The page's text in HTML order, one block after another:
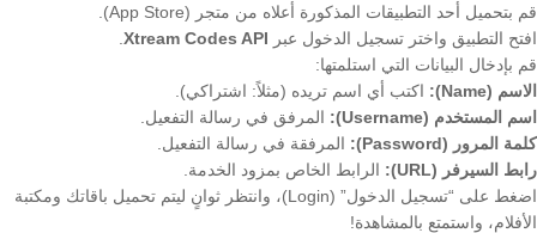
قم بتحميل أحد التطبيقات المذكورة أعلاه من متجر (App Store).
افتح التطبيق واختر تسجيل الدخول عبر Xtream Codes API
قم بإدخال البيانات التي استلمتها:
الاسم (Name):
اكتب أي اسم تريده (مثلاً: اشتراكي).
اسم المستخدم (Username):
المرفق في رسالة التفعيل.
كلمة المرور (Password):
المرفقة في رسالة التفعيل.
رابط السيرفر (URL):
الرابط الخاص بمزود الخدمة.
اضغط على “تسجيل الدخول” (Login)، وانتظر ثوانٍ ليتم تحميل باقاتك ومكتبة
الأفلام، واستمتع بالمشاهدة!